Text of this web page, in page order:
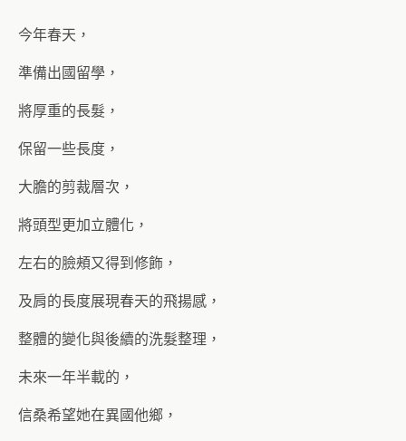
今年春天，
準備出國留學，
將厚重的長髮，
保留一些長度，
大膽的剪裁層次，
將頭型更加立體化，
左右的臉頰又得到修飾，
及肩的長度展現春天的飛揚感，
整體的變化與後續的洗髮整理，
未來一年半載的，
信桑希望她在異國他鄉，